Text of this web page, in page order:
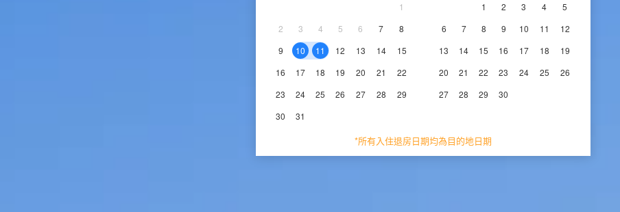
1
2
3 4 5 6 7
8
9
10 11 12 13 14
15
16
17 18 19 20 21
22
23
24 25 26 27 28
29
30
31
1 2 3 4
5
6
7 8 9 10 11
12
13
14 15 16 17 18
19
20
21 22 23 24 25
26
27
28 29 30
*所有入住退房日期均為目的地日期